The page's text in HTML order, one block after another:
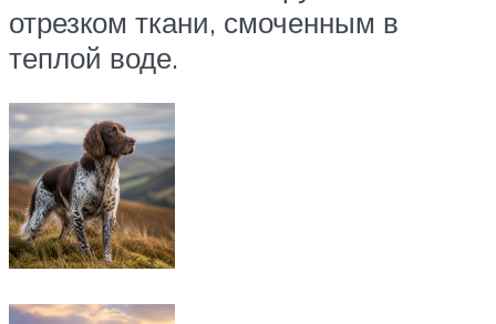
отрезком ткани, смоченным в
теплой воде.